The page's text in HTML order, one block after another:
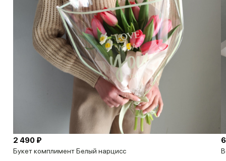
Букет комплимент Белый нарцисс
2 490 ₽